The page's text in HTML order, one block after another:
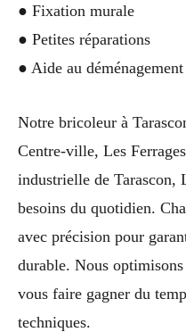
● Fixation murale
● Petites réparations
● Aide au
Notre bricoleur à
Centre-ville, Les
industrielle de Tarascon,
besoins du quotidien.
avec précision pour
durable. Nous
vous faire gagner du
techniques.